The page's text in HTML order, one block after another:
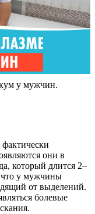
у мужчин.
они в
который длится 2–
что у мужчины
от выделений.
болевые